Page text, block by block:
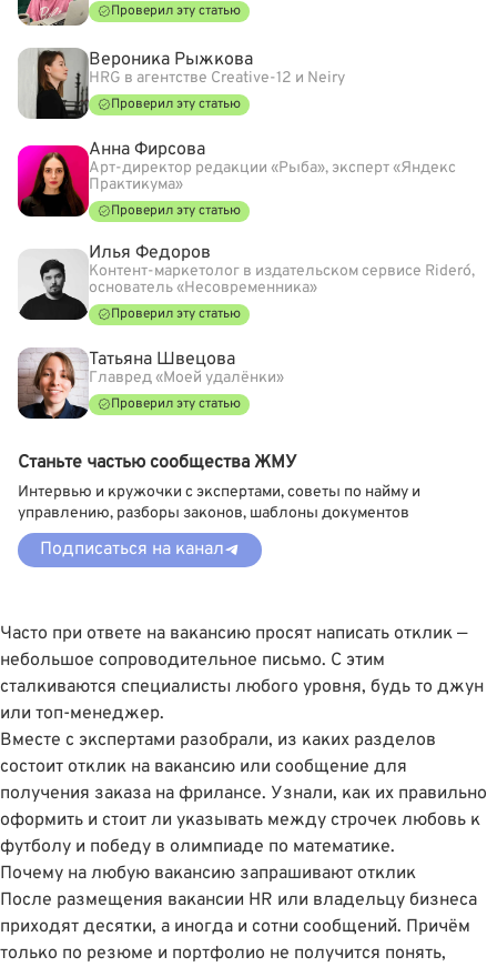
Часто при ответе на вакансию просят написать отклик —
небольшое сопроводительное письмо. С этим
сталкиваются специалисты любого уровня, будь то джун
или топ-менеджер.
Вместе с экспертами разобрали, из каких разделов
состоит отклик на вакансию или сообщение для
получения заказа на фрилансе. Узнали, как их правильно
оформить и стоит ли указывать между строчек любовь к
футболу и победу в олимпиаде по математике.
Почему на любую вакансию запрашивают отклик
После размещения вакансии HR или владельцу бизнеса
приходят десятки, а иногда и сотни сообщений. Причём
только по резюме и портфолио не получится понять,
Проверил эту статью
Вероника Рыжкова
HRG в агентстве Creative-12 и Neiry
Проверил эту статью
Анна Фирсова
Арт-директор редакции «Рыба», эксперт «Яндекс
Практикума»
Проверил эту статью
Илья Федоров
Контент-маркетолог в издательском сервисе Rideró,
основатель «Несовременника»
Проверил эту статью
Татьяна Швецова
Главред «Моей удалёнки»
Проверил эту статью
Станьте частью сообщества ЖМУ
Интервью и кружочки с экспертами, советы по найму и
управлению, разборы законов, шаблоны документов
Подписаться на канал